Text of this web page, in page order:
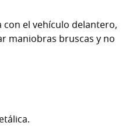
el vehículo delantero,
maniobras bruscas y no